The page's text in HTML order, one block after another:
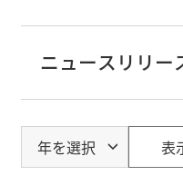
ニュースリリー
表